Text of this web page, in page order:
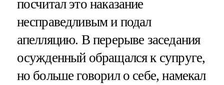
посчитал это наказание
несправедливым и подал
апелляцию. В перерыве заседания
осужденный обращался к супруге,
но больше говорил о себе, намекал